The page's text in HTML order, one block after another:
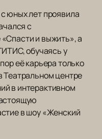
юных лет проявила
с
и выжить», а
обучаясь у
её карьера только
Театральном центре
в интерактивном
в шоу «Женский